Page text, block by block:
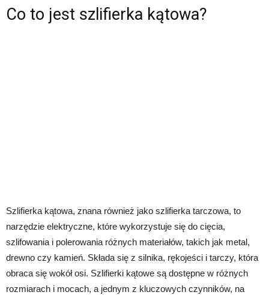
Co to jest szlifierka kątowa?
Szlifierka kątowa, znana również jako szlifierka tarczowa, to
narzędzie elektryczne, które wykorzystuje się do cięcia,
szlifowania i polerowania różnych materiałów, takich jak metal,
drewno czy kamień. Składa się z silnika, rękojeści i tarczy, która
obraca się wokół osi. Szlifierki kątowe są dostępne w różnych
rozmiarach i mocach, a jednym z kluczowych czynników, na